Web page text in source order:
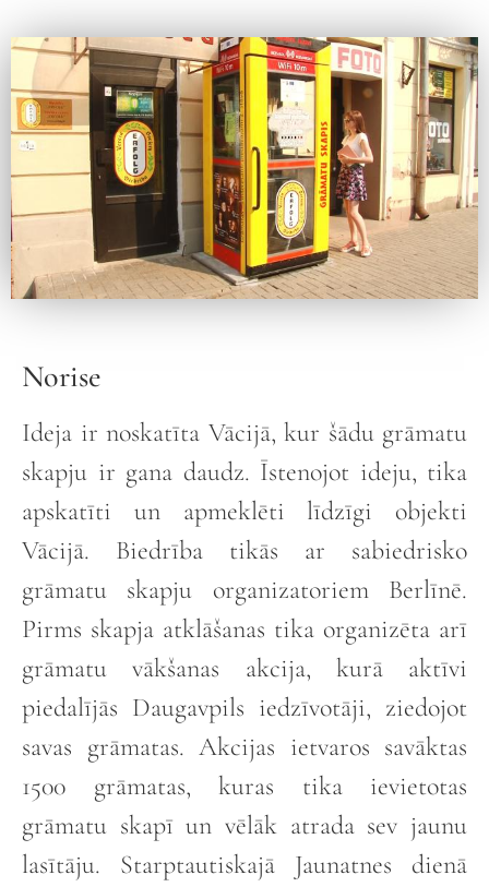
Norise
Ideja ir noskatīta Vācijā, kur šādu grāmatu
skapju ir gana daudz. Īstenojot ideju, tika
apskatīti un apmeklēti līdzīgi objekti
Vācijā. Biedrība tikās ar sabiedrisko
grāmatu skapju organizatoriem Berlīnē.
Pirms skapja atklāšanas tika organizēta arī
grāmatu vākšanas akcija, kurā aktīvi
piedalījās Daugavpils iedzīvotāji, ziedojot
savas grāmatas. Akcijas ietvaros savāktas
1500 grāmatas, kuras tika ievietotas
grāmatu skapī un vēlāk atrada sev jaunu
lasītāju. Starptautiskajā Jaunatnes dienā